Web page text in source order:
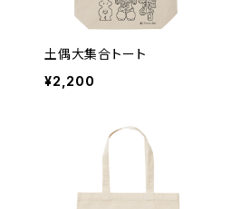
土偶大集合トート
¥2,200